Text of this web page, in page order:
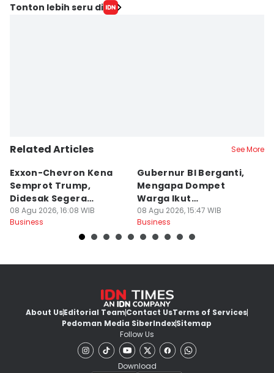
Tonton lebih seru di
Related Articles See More
Exxon-Chevron Kena
Semprot Trump,
Didesak Segera
Turunkan Harga BBM
08 Agu 2026, 16:08 WIB
Business
Gubernur BI Berganti,
Mengapa Dompet
Warga Ikut
Terpengaruh?
08 Agu 2026, 15:47 WIB
Business
About UsEditorial TeamContact UsTerms of Services
Pedoman Media SiberIndexSitemap
Follow Us
Download